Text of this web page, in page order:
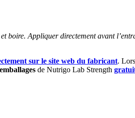
boire. Appliquer directement avant
sur le site web du fabricant.
de Nutrigo Lab Strength